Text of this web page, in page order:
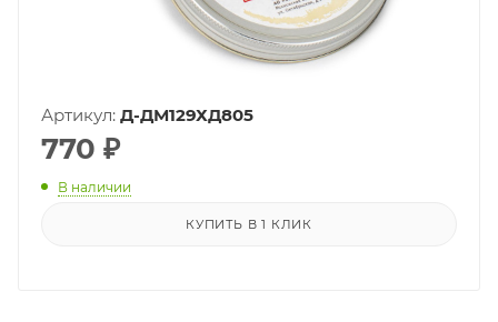
Артикул: Д-ДМ129ХД805
770 ₽
В наличии
КУПИТЬ В 1 КЛИК